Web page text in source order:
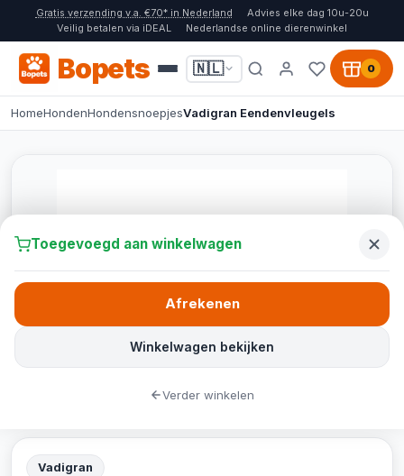
Gratis verzending v.a. €70* in Nederland
Advies elke dag 10u-20u
Veilig betalen via iDEAL
Nederlandse online dierenwinkel
Bopets 🇳🇱 0
HomeHondenHondensnoepjesVadigran Eendenvleugels
Vadigran
Toegevoegd aan winkelwagen
Winkelwagen bekijken
Afrekenen
Verder winkelen